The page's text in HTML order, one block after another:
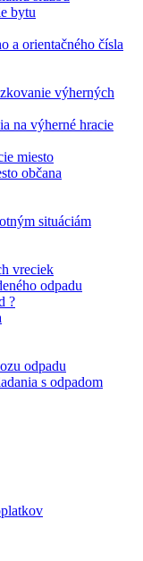
bytu
a orientačného čísla
výherných
na výherné hracie
miesto
občana
situáciám
vreciek
odpadu
?
odpadu
s odpadom